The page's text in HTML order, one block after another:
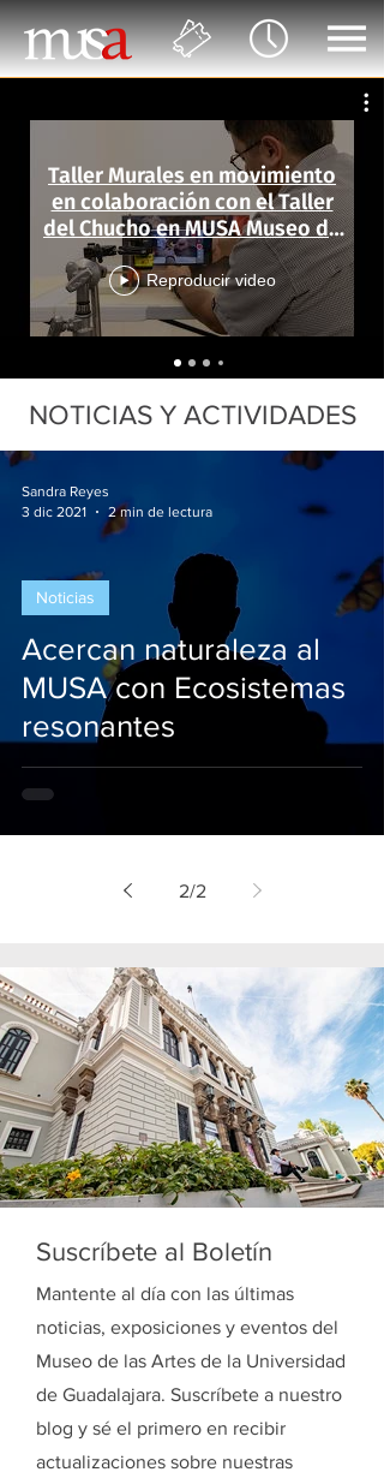
Taller Murales en movimiento
en colaboración con el Taller
del Chucho en MUSA Museo de
las Artes
Reproducir video
NOTICIAS Y ACTIVIDADES
Acercan naturaleza al
MUSA con Ecosistemas
resonantes
Noticias
Sandra Reyes
3 dic 2021
2 min de lectura
2/2
Suscríbete al Boletín
Mantente al día con las últimas
noticias, exposiciones y eventos del
Museo de las Artes de la Universidad
de Guadalajara. Suscríbete a nuestro
blog y sé el primero en recibir
actualizaciones sobre nuestras